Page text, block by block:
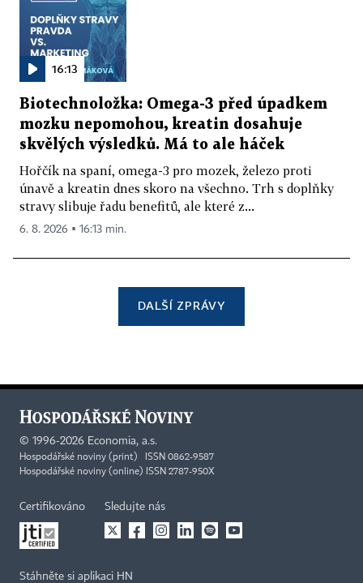
16:13
Biotechnoložka: Omega-3 před úpadkem
mozku nepomohou, kreatin dosahuje
skvělých výsledků. Má to ale háček
Hořčík na spaní, omega-3 pro mozek, železo proti
únavě a kreatin dnes skoro na všechno. Trh s doplňky
stravy slibuje řadu benefitů, ale které z...
6. 8. 2026 ▪ 16:13 min.
DALŠÍ ZPRÁVY
© 1996-2026 Economia, a.s.
Hospodářské noviny (print) ISSN 0862-9587
Hospodářské noviny (online) ISSN 2787-950X
Certifikováno Sledujte nás
Stáhněte si aplikaci HN